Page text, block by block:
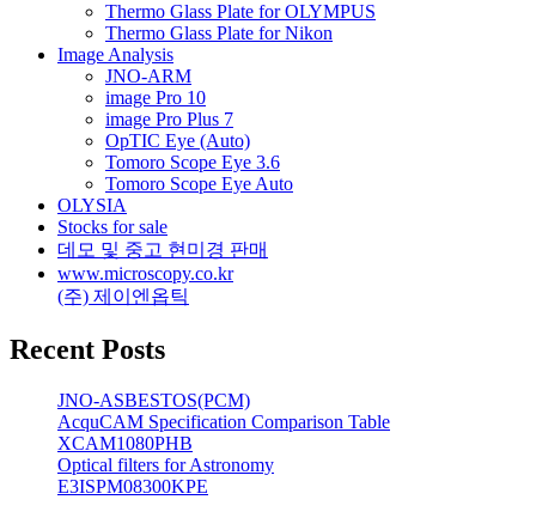
Thermo Glass Plate for OLYMPUS
Thermo Glass Plate for Nikon
Image Analysis
JNO-ARM
image Pro 10
image Pro Plus 7
OpTIC Eye (Auto)
Tomoro Scope Eye 3.6
Tomoro Scope Eye Auto
OLYSIA
Stocks for sale
데모 및 중고 현미경 판매
www.microscopy.co.kr
(주) 제이엔옵틱
Recent Posts
JNO-ASBESTOS(PCM)
AcquCAM Specification Comparison Table
XCAM1080PHB
Optical filters for Astronomy
E3ISPM08300KPE